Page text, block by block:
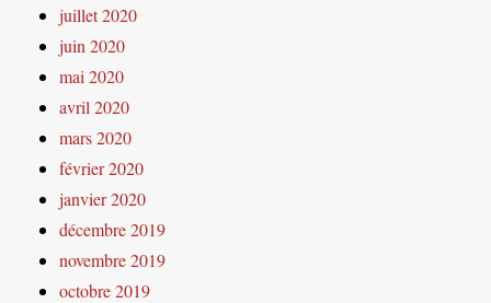
juillet 2020
juin 2020
mai 2020
avril 2020
mars 2020
février 2020
janvier 2020
décembre 2019
novembre 2019
octobre 2019